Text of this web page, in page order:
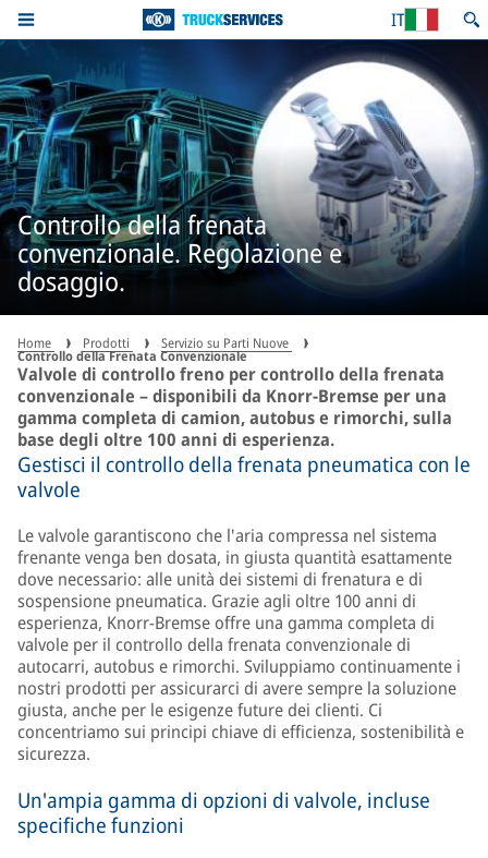
IT
Controllo della frenata
convenzionale. Regolazione e
dosaggio.
Home Prodotti Servizio su Parti Nuove
Controllo della Frenata Convenzionale
Valvole di controllo freno per controllo della frenata
convenzionale – disponibili da Knorr-Bremse per una
gamma completa di camion, autobus e rimorchi, sulla
base degli oltre 100 anni di esperienza.
Gestisci il controllo della frenata pneumatica con le
valvole
Le valvole garantiscono che l'aria compressa nel sistema
frenante venga ben dosata, in giusta quantità esattamente
dove necessario: alle unità dei sistemi di frenatura e di
sospensione pneumatica. Grazie agli oltre 100 anni di
esperienza, Knorr-Bremse offre una gamma completa di
valvole per il controllo della frenata convenzionale di
autocarri, autobus e rimorchi. Sviluppiamo continuamente i
nostri prodotti per assicurarci di avere sempre la soluzione
giusta, anche per le esigenze future dei clienti. Ci
concentriamo sui principi chiave di efficienza, sostenibilità e
sicurezza.
Un'ampia gamma di opzioni di valvole, incluse
specifiche funzioni